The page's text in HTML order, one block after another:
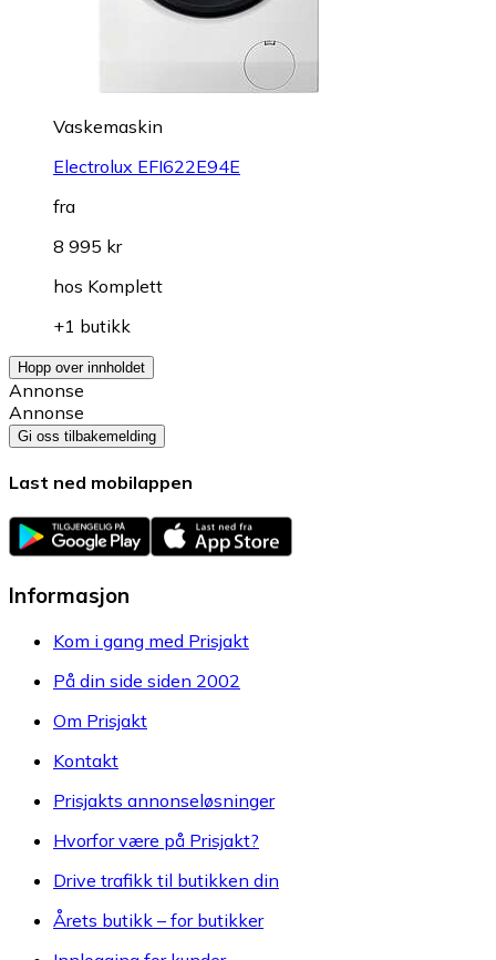
Vaskemaskin
Electrolux EFI622E94E
fra
8 995 kr
hos Komplett
+1 butikk
Hopp over innholdet
Annonse
Annonse
Gi oss tilbakemelding
Last ned mobilappen
Informasjon
Kom i gang med Prisjakt
På din side siden 2002
Om Prisjakt
Kontakt
Prisjakts annonseløsninger
Hvorfor være på Prisjakt?
Drive trafikk til butikken din
Årets butikk – for butikker